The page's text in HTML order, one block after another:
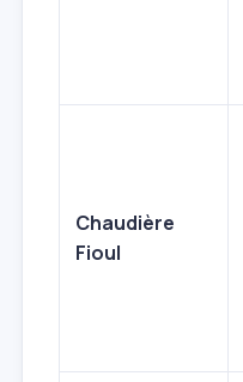
Chaudière
Fioul